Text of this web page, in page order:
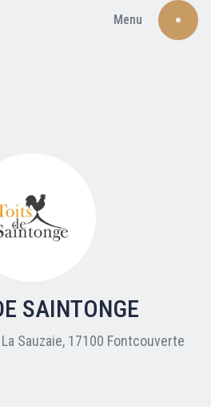
Menu
SAINTONGE
Sauzaie, 17100 Fontcouverte